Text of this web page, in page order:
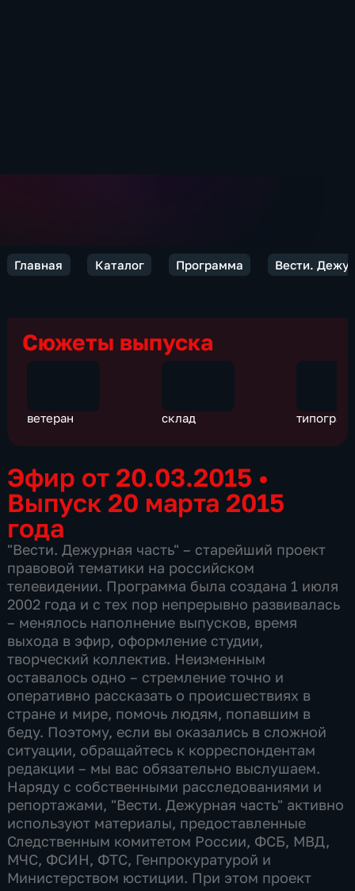
Главная Каталог Программа Вести.
Сюжеты выпуска
ветеран склад
Эфир от 20.03.2015 •
Выпуск 20 марта 2015
года
"Вести. Дежурная часть" – старейший проект
правовой тематики на российском
телевидении. Программа была создана 1 июля
2002 года и с тех пор непрерывно развивалась
– менялось наполнение выпусков, время
выхода в эфир, оформление студии,
творческий коллектив. Неизменным
оставалось одно – стремление точно и
оперативно рассказать о происшествиях в
стране и мире, помочь людям, попавшим в
беду. Поэтому, если вы оказались в сложной
ситуации, обращайтесь к корреспондентам
редакции – мы вас обязательно выслушаем.
Наряду с собственными расследованиями и
репортажами, "Вести. Дежурная часть" активно
используют материалы, предоставленные
Следственным комитетом России, ФСБ, МВД,
МЧС, ФСИН, ФТС, Генпрокуратурой и
Министерством юстиции. При этом проект